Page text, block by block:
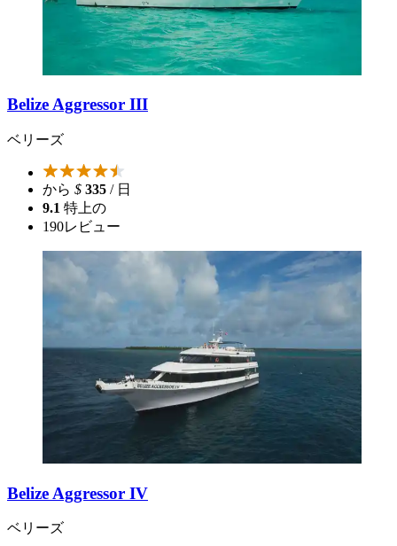
Belize Aggressor III
ベリーズ
から $ 335 / 日
9.1 特上の
190レビュー
Belize Aggressor IV
ベリーズ